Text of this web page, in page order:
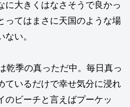
に大きくはなさそうで良かっ
ってはまさに天国のような場
い。
乾季の真っただ中。毎日真っ
ているだけで幸せ気分に浸れ
のビーチと言えばプーケッ